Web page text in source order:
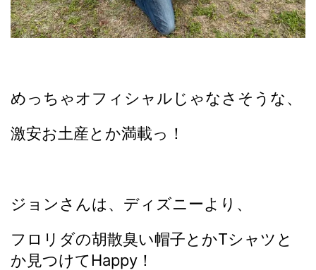
めっちゃオフィシャルじゃなさそうな、
激安お土産とか満載っ！
ジョンさんは、ディズニーより、
フロリダの胡散臭い帽子とかTシャツと
か見つけてHappy！